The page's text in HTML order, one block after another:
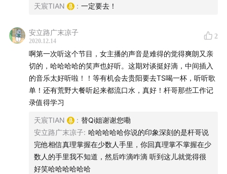
天宸TIAN : 一定要去！
安立路广末凉子
2020.12.14
2
啊第一次听这个节目，女主播的声音是难得的觉得爽朗又亲
切的，哈哈哈哈的笑声也好听。这期对谈挺好滴，中间插入
的音乐太好听啦！！等有机会去贵阳要去TS喝一杯，听听歌
单！还有荒野大餐听起来都流口水，真好！杆哥那些工作记
录值得学习
天宸TIAN : 替Qi姐谢谢您嘞
安立路广末凉子: 哈哈哈哈哈你说的印象深刻的是杆哥说
完他相信真理掌握在少数人手里，你回真理掌不掌握在少
数人的手里我不知道，然后咋滴咋滴 听到这儿就觉得很
好笑哈哈哈哈哈哈